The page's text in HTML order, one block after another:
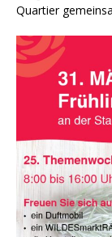
Quartier